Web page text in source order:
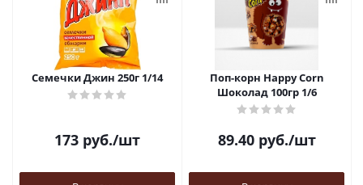
Семечки Джин 250г 1/14
173 руб./шт
Поп-корн Happy Corn
Шоколад 100гр 1/6
89.40руб./шт